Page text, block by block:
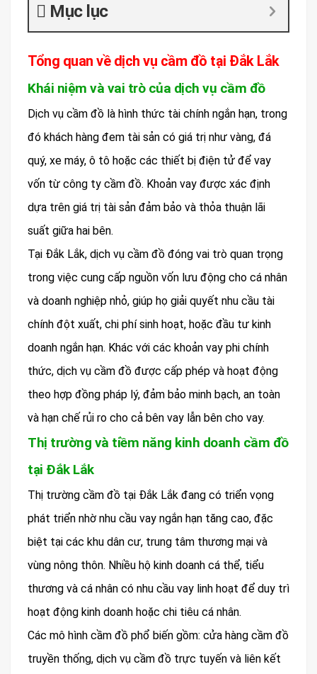
Mục lục
Tổng quan về dịch vụ cầm đồ tại Đắk Lắk
Khái niệm và vai trò của dịch vụ cầm đồ
Dịch vụ cầm đồ là hình thức tài chính ngắn hạn, trong
đó khách hàng đem tài sản có giá trị như vàng, đá
quý, xe máy, ô tô hoặc các thiết bị điện tử để vay
vốn từ công ty cầm đồ. Khoản vay được xác định
dựa trên giá trị tài sản đảm bảo và thỏa thuận lãi
suất giữa hai bên.
Tại Đắk Lắk, dịch vụ cầm đồ đóng vai trò quan trọng
trong việc cung cấp nguồn vốn lưu động cho cá nhân
và doanh nghiệp nhỏ, giúp họ giải quyết nhu cầu tài
chính đột xuất, chi phí sinh hoạt, hoặc đầu tư kinh
doanh ngắn hạn. Khác với các khoản vay phi chính
thức, dịch vụ cầm đồ được cấp phép và hoạt động
theo hợp đồng pháp lý, đảm bảo minh bạch, an toàn
và hạn chế rủi ro cho cả bên vay lẫn bên cho vay.
Thị trường và tiềm năng kinh doanh cầm đồ
tại Đắk Lắk
Thị trường cầm đồ tại Đắk Lắk đang có triển vọng
phát triển nhờ nhu cầu vay ngắn hạn tăng cao, đặc
biệt tại các khu dân cư, trung tâm thương mại và
vùng nông thôn. Nhiều hộ kinh doanh cá thể, tiểu
thương và cá nhân có nhu cầu vay linh hoạt để duy trì
hoạt động kinh doanh hoặc chi tiêu cá nhân.
Các mô hình cầm đồ phổ biến gồm: cửa hàng cầm đồ
truyền thống, dịch vụ cầm đồ trực tuyến và liên kết